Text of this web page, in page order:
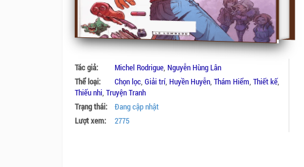
Tác giả: Michel Rodrigue, Nguyễn Hùng Lân
Thể loại:
Chọn lọc, Giải trí, Huyền Huyễn, Thám Hiểm, Thiết kế,
Thiếu nhi, Truyện Tranh
Trạng thái:
Đang cập nhật
Lượt xem:
2775